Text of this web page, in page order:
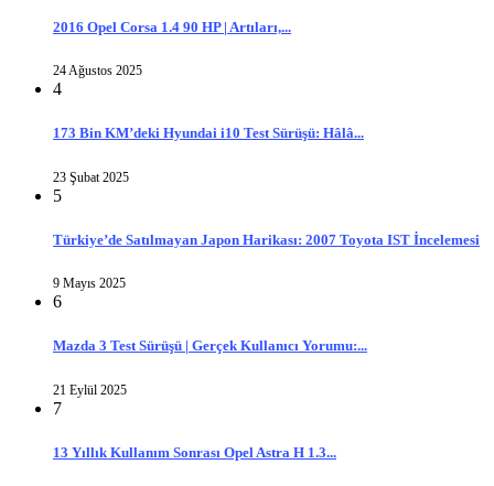
2016 Opel Corsa 1.4 90 HP | Artıları,...
24 Ağustos 2025
4
173 Bin KM’deki Hyundai i10 Test Sürüşü: Hâlâ...
23 Şubat 2025
5
Türkiye’de Satılmayan Japon Harikası: 2007 Toyota IST İncelemesi
9 Mayıs 2025
6
Mazda 3 Test Sürüşü | Gerçek Kullanıcı Yorumu:...
21 Eylül 2025
7
13 Yıllık Kullanım Sonrası Opel Astra H 1.3...